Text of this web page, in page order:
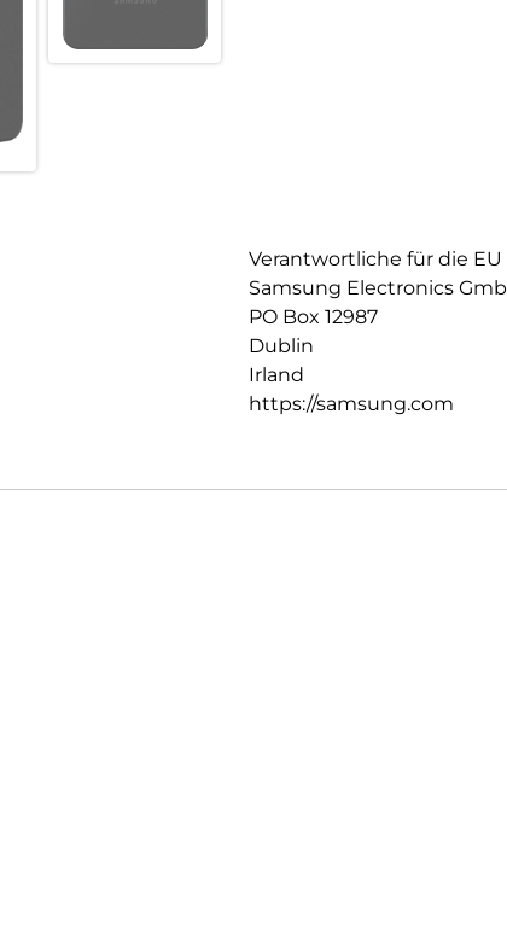
Verantwortliche für die EU
Samsung Electronics
PO Box 12987
Dublin
Irland
https://samsung.com